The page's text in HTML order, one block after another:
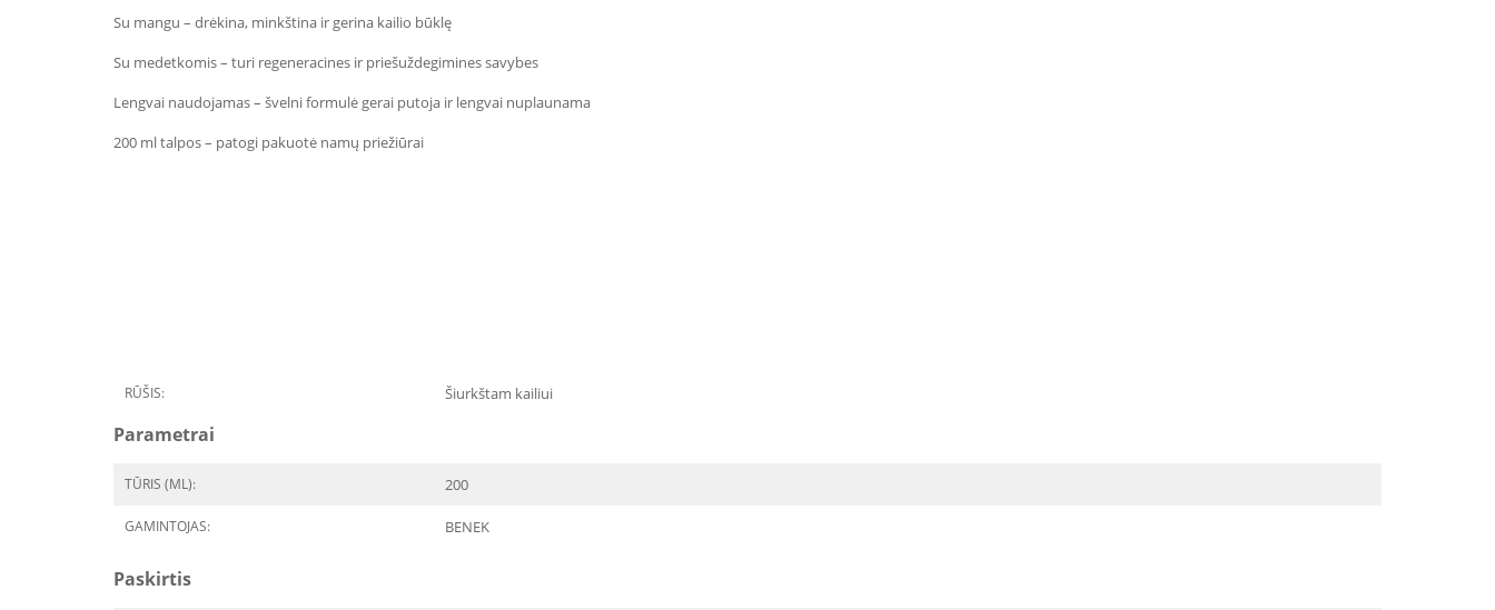
Su mangu – drėkina, minkština ir gerina kailio būklę
Su medetkomis – turi regeneracines ir priešuždegimines savybes
Lengvai naudojamas – švelni formulė gerai putoja ir lengvai nuplaunama
200 ml talpos – patogi pakuotė namų priežiūrai
RŪŠIS: Šiurkštam kailiui
Parametrai
TŪRIS (ML): 200
GAMINTOJAS: BENEK
Paskirtis